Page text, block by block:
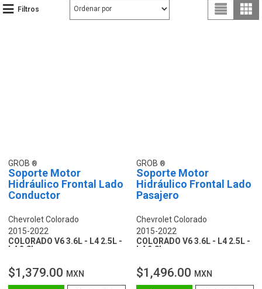
Filtros
GROB
Soporte Motor
Hidráulico Frontal Lado
Conductor
Chevrolet Colorado
2015-2022
COLORADO V6 3.6L - L4 2.5L -
L4 2.8L
$1,379.00 MXN
GROB
Soporte Motor
Hidráulico Frontal Lado
Pasajero
Chevrolet Colorado
2015-2022
COLORADO V6 3.6L - L4 2.5L -
L4 2.8L
$1,496.00 MXN